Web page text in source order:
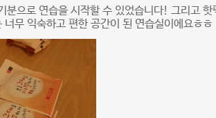
분으로 연습을 시작할 수 있었습니다! 그리고 핫
무 익숙하고 편한 공간이 된 연습실이에요ㅎㅎ